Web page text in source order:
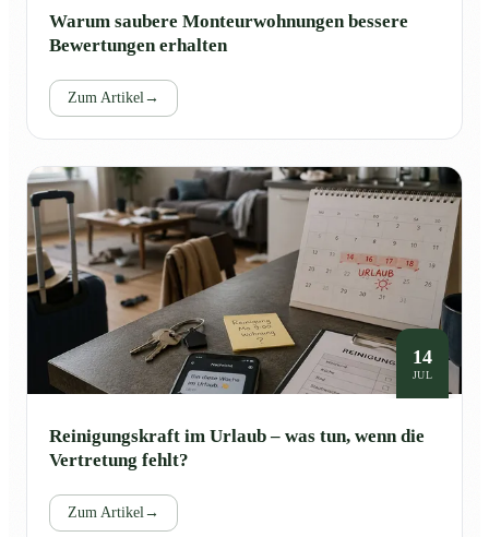
Warum saubere Monteurwohnungen bessere
Bewertungen erhalten
Zum Artikel→
14
JUL
Reinigungskraft im Urlaub – was tun, wenn die
Vertretung fehlt?
Zum Artikel→